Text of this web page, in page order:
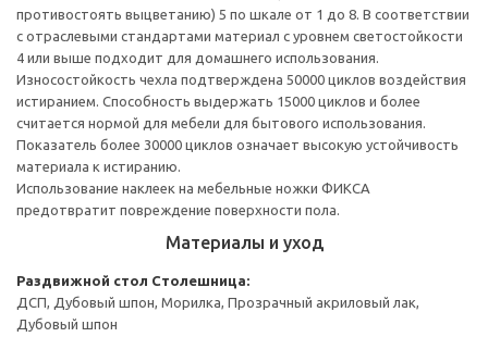
противостоять выцветанию) 5 по шкале от 1 до 8. В соответствии
с отраслевыми стандартами материал с уровнем светостойкости
4 или выше подходит для домашнего использования.
Износостойкость чехла подтверждена 50000 циклов воздействия
истиранием. Способность выдержать 15000 циклов и более
считается нормой для мебели для бытового использования.
Показатель более 30000 циклов означает высокую устойчивость
материала к истиранию.
Использование наклеек на мебельные ножки ФИКСА
предотвратит повреждение поверхности пола.
Материалы и уход
Раздвижной стол Столешница:
ДСП, Дубовый шпон, Морилка, Прозрачный акриловый лак,
Дубовый шпон